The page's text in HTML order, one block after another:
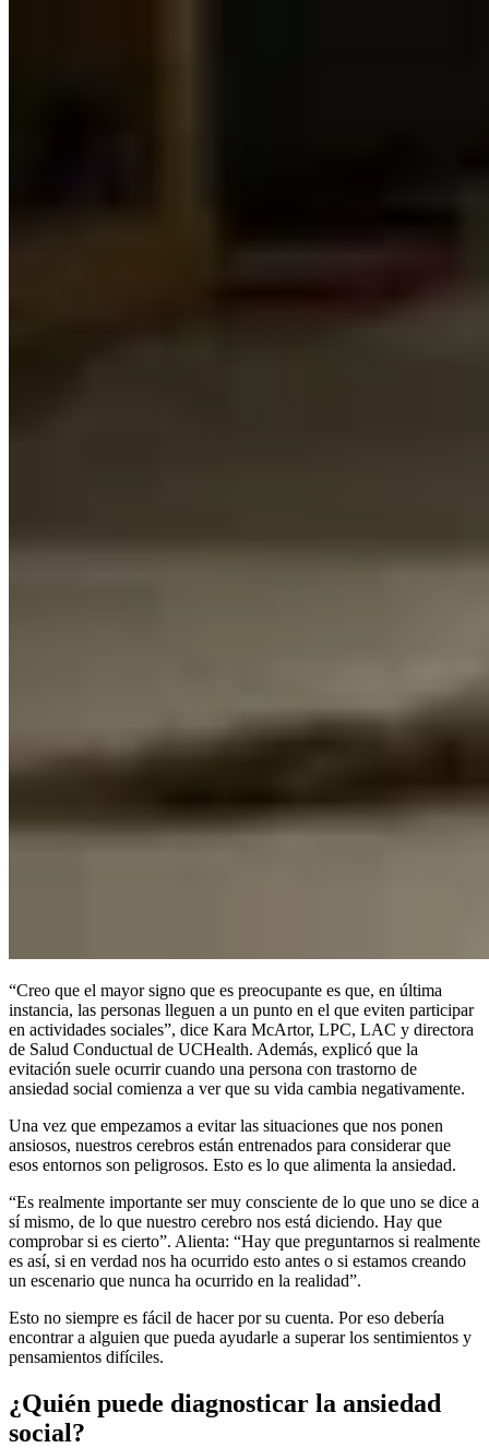
“Creo que el mayor signo que es preocupante es que, en última
instancia, las personas lleguen a un punto en el que eviten participar
en actividades sociales”, dice Kara McArtor, LPC, LAC y directora
de Salud Conductual de UCHealth. Además, explicó que la
evitación suele ocurrir cuando una persona con trastorno de
ansiedad social comienza a ver que su vida cambia negativamente.
Una vez que empezamos a evitar las situaciones que nos ponen
ansiosos, nuestros cerebros están entrenados para considerar que
esos entornos son peligrosos. Esto es lo que alimenta la ansiedad.
“Es realmente importante ser muy consciente de lo que uno se dice a
sí mismo, de lo que nuestro cerebro nos está diciendo. Hay que
comprobarsi es cierto”. Alienta: “Hay que preguntarnos si realmente
es así, si en verdad nos ha ocurrido esto antes o si estamos creando
un escenario que nunca ha ocurrido en la realidad”.
Esto no siempre es fácil de hacer por su cuenta. Por eso debería
encontrar a alguien que pueda ayudarle a superar los sentimientos y
pensamientos difíciles.
¿Quién puede diagnosticar la ansiedad
social?